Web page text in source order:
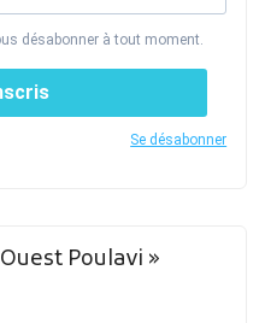
désabonner à tout moment.
Se désabonner
Poulavi »